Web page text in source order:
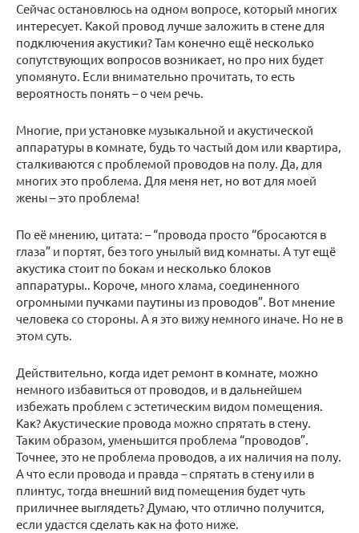
Сейчас остановлюсь на одном вопросе, который многих
интересует. Какой провод лучше заложить в стене для
подключения акустики? Там конечно ещё несколько
сопутствующих вопросов возникает, но про них будет
упомянуто. Если внимательно прочитать, то есть
вероятность понять – о чем речь.
Многие, при установке музыкальной и акустической
аппаратуры в комнате, будь то частый дом или квартира,
сталкиваются с проблемой проводов на полу. Да, для
многих это проблема. Для меня нет, но вот для моей
жены – это проблема!
По её мнению, цитата: – “провода просто “бросаются в
глаза” и портят, без того унылый вид комнаты. А тут ещё
акустика стоит по бокам и несколько блоков
аппаратуры.. Короче, много хлама, соединенного
огромными пучками паутины из проводов”. Вот мнение
человека со стороны. А я это вижу немного иначе. Но не в
этом суть.
Действительно, когда идет ремонт в комнате, можно
немного избавиться от проводов, и в дальнейшем
избежать проблем с эстетическим видом помещения.
Как? Акустические провода можно спрятать в стену.
Таким образом, уменьшится проблема “проводов”.
Точнее, это не проблема проводов, а их наличия на полу.
А что если провода и правда – спрятать в стену или в
плинтус, тогда внешний вид помещения будет чуть
приличнее выглядеть? Думаю, что отлично получится,
если удастся сделать как на фото ниже.